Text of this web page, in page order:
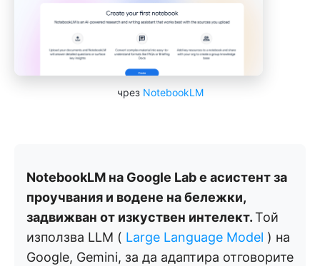
чрез NotebookLM
NotebookLM на Google Lab е асистент за
проучвания и водене на бележки,
задвижван от изкуствен интелект.Той
използва LLM ( Large Language Model ) на
Google, Gemini, за да адаптира отговорите